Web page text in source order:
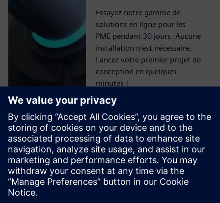
Essayez notre gamme de
solutions en ligne pour les
PME pendant 30 jours. Aucune
installation n'est nécessaire.
Lancez votre premier projet de
conception en quelques
minutes !
PLM sur le cloud -
Essai gratuit
Teamcenter X
Essai gratuit de 30 jours du